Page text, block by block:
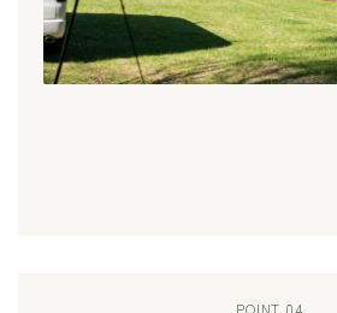
POINT 04